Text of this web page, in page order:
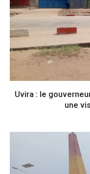
Uvira : le
une